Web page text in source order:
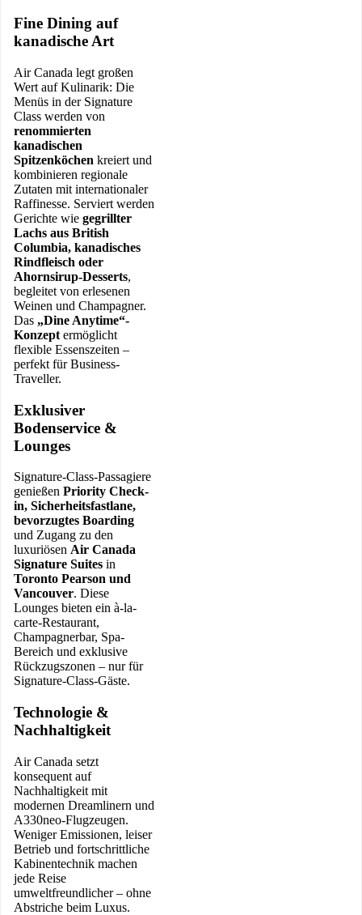
Fine Dining auf
kanadische Art
Air Canada legt großen
Wert auf Kulinarik: Die
Menüs in der Signature
Class werden von
renommierten
kanadischen
Spitzenköchen kreiert und
kombinieren regionale
Zutaten mit internationaler
Raffinesse. Serviert werden
Gerichte wie gegrillter
Lachs aus British
Columbia, kanadisches
Rindfleisch oder
Ahornsirup-Desserts,
begleitet von erlesenen
Weinen und Champagner.
Das „Dine Anytime“-
Konzept ermöglicht
flexible Essenszeiten –
perfekt für Business-
Traveller.
Exklusiver
Bodenservice &
Lounges
Signature-Class-Passagiere
genießen Priority Check-
in, Sicherheitsfastlane,
bevorzugtes Boarding
und Zugang zu den
luxuriösen Air Canada
Signature Suites in
Toronto Pearson und
Vancouver. Diese
Lounges bieten ein à-la-
carte-Restaurant,
Champagnerbar, Spa-
Bereich und exklusive
Rückzugszonen – nur für
Signature-Class-Gäste.
Technologie &
Nachhaltigkeit
Air Canada setzt
konsequent auf
Nachhaltigkeit mit
modernen Dreamlinern und
A330neo-Flugzeugen.
Weniger Emissionen, leiser
Betrieb und fortschrittliche
Kabinentechnik machen
jede Reise
umweltfreundlicher – ohne
Abstriche beim Luxus.